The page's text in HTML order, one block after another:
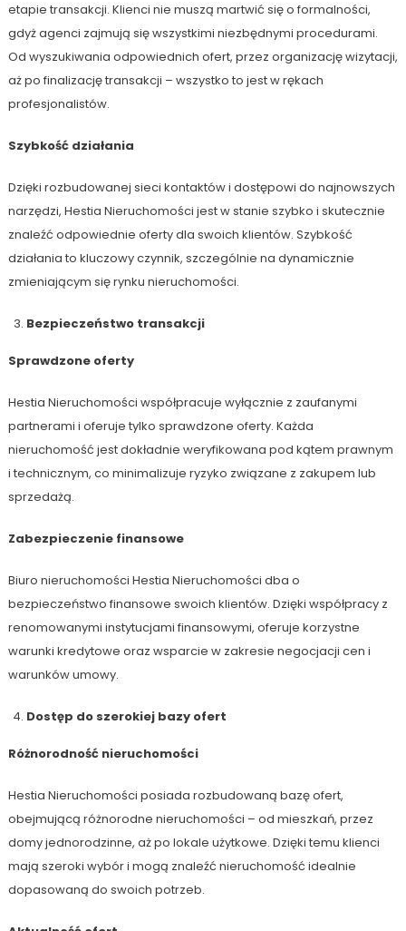
etapie transakcji. Klienci nie muszą martwić się o formalności,
gdyż agenci zajmują się wszystkimi niezbędnymi procedurami.
Od wyszukiwania odpowiednich ofert, przez organizację wizytacji,
aż po finalizację transakcji – wszystko to jest w rękach
profesjonalistów.
Szybkość działania
Dzięki rozbudowanej sieci kontaktów i dostępowi do najnowszych
narzędzi, Hestia Nieruchomości jest w stanie szybko i skutecznie
znaleźć odpowiednie oferty dla swoich klientów. Szybkość
działania to kluczowy czynnik, szczególnie na dynamicznie
zmieniającym się rynku nieruchomości.
Bezpieczeństwo transakcji
Sprawdzone oferty
Hestia Nieruchomości współpracuje wyłącznie z zaufanymi
partnerami i oferuje tylko sprawdzone oferty. Każda
nieruchomość jest dokładnie weryfikowana pod kątem prawnym
i technicznym, co minimalizuje ryzyko związane z zakupem lub
sprzedażą.
Zabezpieczenie finansowe
Biuro nieruchomości Hestia Nieruchomości dba o
bezpieczeństwo finansowe swoich klientów. Dzięki współpracy z
renomowanymi instytucjami finansowymi, oferuje korzystne
warunki kredytowe oraz wsparcie w zakresie negocjacji cen i
warunków umowy.
Dostęp do szerokiej bazy ofert
Różnorodność nieruchomości
Hestia Nieruchomości posiada rozbudowaną bazę ofert,
obejmującą różnorodne nieruchomości – od mieszkań, przez
domy jednorodzinne, aż po lokale użytkowe. Dzięki temu klienci
mają szeroki wybór i mogą znaleźć nieruchomość idealnie
dopasowaną do swoich potrzeb.